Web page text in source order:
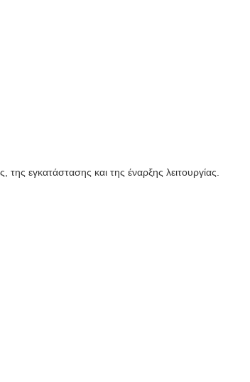
εγκατάστασης και της έναρξης λειτουργίας.